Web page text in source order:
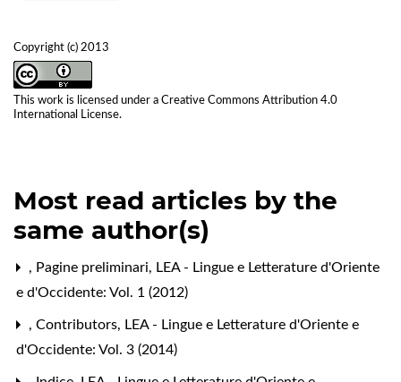
Copyright (c) 2013
This work is licensed under a Creative Commons Attribution 4.0
International License.
Most read articles by the
same author(s)
, Pagine preliminari, LEA - Lingue e Letterature d'Oriente
e d'Occidente: Vol. 1 (2012)
, Contributors, LEA - Lingue e Letterature d'Oriente e
d'Occidente: Vol. 3 (2014)